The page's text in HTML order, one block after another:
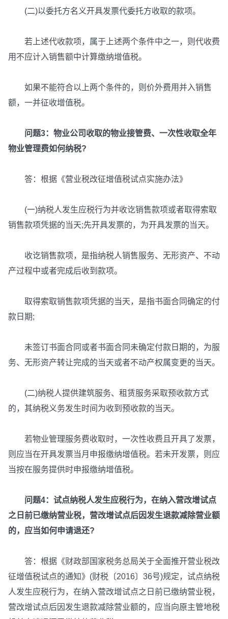
(二)以委托方名义开具发票代委托方收取的款项。
若上述代收款项，属于上述两个条件中之一，则代收费
用不应计入销售额中计算缴纳增值税。
如果不能符合以上两个条件的，则价外费用并入销售
额，一并征收增值税。
问题3：物业公司收取的物业接管费、一次性收取全年
物业管理费如何纳税?
答：根据《营业税改征增值税试点实施办法》
(一)纳税人发生应税行为并收讫销售款项或者取得索取
销售款项凭据的当天;先开具发票的，为开具发票的当天。
收讫销售款项，是指纳税人销售服务、无形资产、不动
产过程中或者完成后收到款项。
取得索取销售款项凭据的当天，是指书面合同确定的付
款日期;
未签订书面合同或者书面合同未确定付款日期的，为服
务、无形资产转让完成的当天或者不动产权属变更的当天。
(二)纳税人提供建筑服务、租赁服务采取预收款方式
的，其纳税义务发生时间为收到预收款的当天。
若物业管理服务费收取时，一次性收费且开具了发票，
则应当在开具发票当月申报缴纳增值税。若未开发票，则应
当按在服务提供时申报缴纳增值税。
问题4：试点纳税人发生应税行为，在纳入营改增试点
之日前已缴纳营业税，营改增试点后因发生退款减除营业额
的，应当如何申请退还?
答：根据《财政部国家税务总局关于全面推开营业税改
征增值税试点的通知》(财税〔2016〕36号)规定，试点纳税
人发生应税行为，在纳入营改增试点之日前已缴纳营业税，
营改增试点后因发生退款减除营业额的，应当向原主管地税